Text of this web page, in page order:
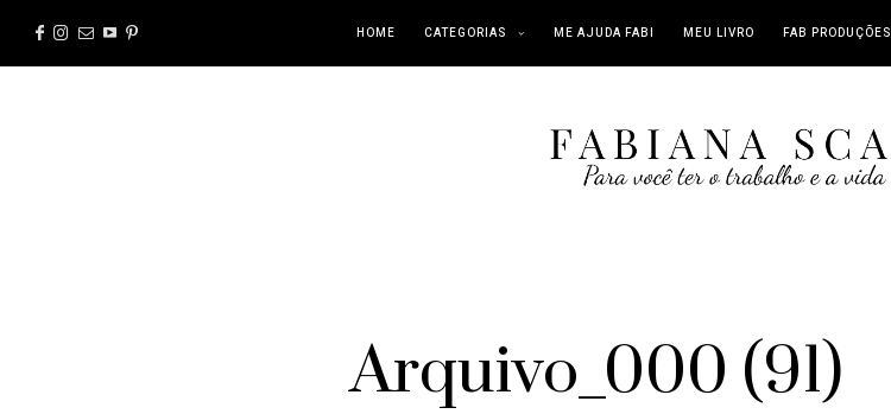
HOME CATEGORIAS ME AJUDA FABI MEU LIVRO FAB PRODUÇÕES
Arquivo_000 (91)